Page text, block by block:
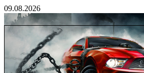
09.08.2026